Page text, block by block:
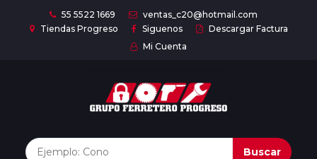
55 5522 1669
ventas_c20@hotmail.com
Tiendas Progreso
Siguenos
Descargar Factura
Mi Cuenta
Buscar
Marcas